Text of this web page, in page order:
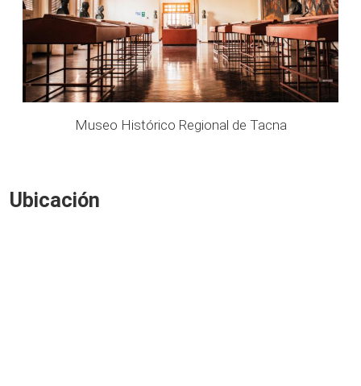
Museo Histórico Regional de Tacna
Ubicación